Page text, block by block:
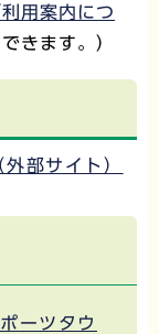
利用案内につ
きます。）
部サイト）
ーツタウ